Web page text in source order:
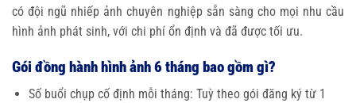
có đội ngũ nhiếp ảnh chuyên nghiệp sẵn sàng cho mọi nhu cầu
hình ảnh phát sinh, với chi phí ổn định và đã được tối ưu.
Gói đồng hành hình ảnh 6 tháng bao gồm gì?
Số buổi chụp cố định mỗi tháng: Tuỳ theo gói đăng ký từ 1